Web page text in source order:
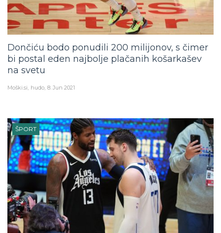
Dončiću bodo ponudili 200 milijonov, s čimer
bi postal eden najbolje plačanih košarkašev
na svetu
Moški.si hudo 8. Jun 2021
ŠPORT